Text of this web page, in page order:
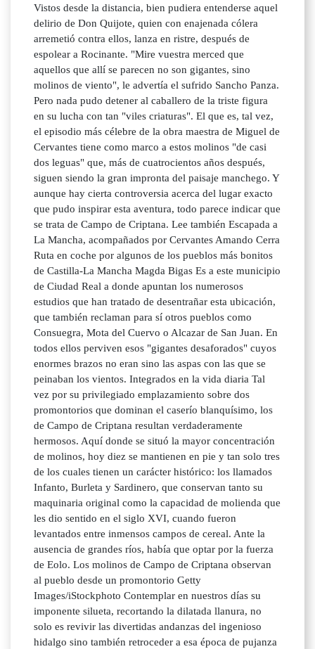
Vistos desde la distancia, bien pudiera entenderse aquel
delirio de Don Quijote, quien con enajenada cólera
arremetió contra ellos, lanza en ristre, después de
espolear a Rocinante. "Mire vuestra merced que
aquellos que allí se parecen no son gigantes, sino
molinos de viento", le advertía el sufrido Sancho Panza.
Pero nada pudo detener al caballero de la triste figura
en su lucha con tan "viles criaturas". El que es, tal vez,
el episodio más célebre de la obra maestra de Miguel de
Cervantes tiene como marco a estos molinos "de casi
dos leguas" que, más de cuatrocientos años después,
siguen siendo la gran impronta del paisaje manchego. Y
aunque hay cierta controversia acerca del lugar exacto
que pudo inspirar esta aventura, todo parece indicar que
se trata de Campo de Criptana. Lee también Escapada a
La Mancha, acompañados por Cervantes Amando Cerra
Ruta en coche por algunos de los pueblos más bonitos
de Castilla-La Mancha Magda Bigas Es a este municipio
de Ciudad Real a donde apuntan los numerosos
estudios que han tratado de desentrañar esta ubicación,
que también reclaman para sí otros pueblos como
Consuegra, Mota del Cuervo o Alcazar de San Juan. En
todos ellos perviven esos "gigantes desaforados" cuyos
enormes brazos no eran sino las aspas con las que se
peinaban los vientos. Integrados en la vida diaria Tal
vez por su privilegiado emplazamiento sobre dos
promontorios que dominan el caserío blanquísimo, los
de Campo de Criptana resultan verdaderamente
hermosos. Aquí donde se situó la mayor concentración
de molinos, hoy diez se mantienen en pie y tan solo tres
de los cuales tienen un carácter histórico: los llamados
Infanto, Burleta y Sardinero, que conservan tanto su
maquinaria original como la capacidad de molienda que
les dio sentido en el siglo XVI, cuando fueron
levantados entre inmensos campos de cereal. Ante la
ausencia de grandes ríos, había que optar por la fuerza
de Eolo. Los molinos de Campo de Criptana observan
al pueblo desde un promontorio Getty
Images/iStockphoto Contemplar en nuestros días su
imponente silueta, recortando la dilatada llanura, no
solo es revivir las divertidas andanzas del ingenioso
hidalgo sino también retroceder a esa época de pujanza